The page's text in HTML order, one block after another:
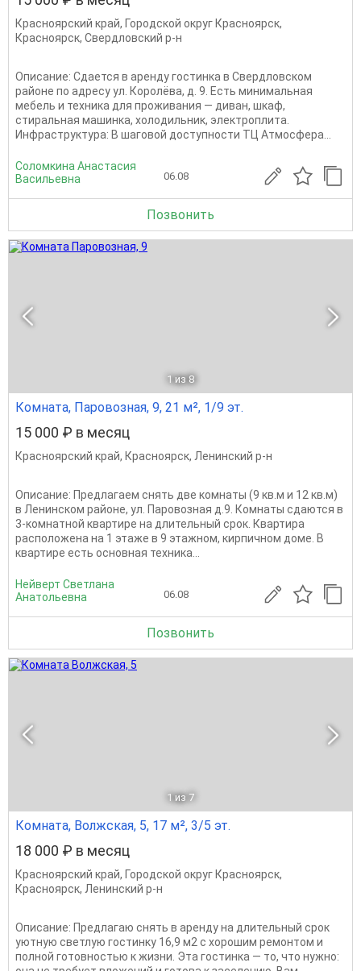
Красноярский край, Городской округ Красноярск,
Красноярск, Свердловский р-н
Описание: Сдается в аренду гостинка в Свердловском
районе по адресу ул. Королёва, д. 9. Есть минимальная
мебель и техника для проживания — диван, шкаф,
стиральная машинка, холодильник, электроплита.
Инфраструктура: В шаговой доступности ТЦ Атмосфера...
Соломкина Анастасия
Васильевна
06.08
Позвонить
1 из 8
Комната, Паровозная, 9, 21 м², 1/9 эт.
15 000 ₽ в месяц
Красноярский край, Красноярск, Ленинский р-н
Описание: Предлагаем снять две комнаты (9 кв.м и 12 кв.м)
в Ленинском районе, ул. Паровозная д.9. Комнаты сдаются в
3-комнатной квартире на длительный срок. Квартира
расположена на 1 этаже в 9 этажном, кирпичном доме. В
квартире есть основная техника...
Нейверт Светлана
Анатольевна
06.08
Позвонить
1 из 7
Комната, Волжская, 5, 17 м², 3/5 эт.
18 000 ₽ в месяц
Красноярский край, Городской округ Красноярск,
Красноярск, Ленинский р-н
Описание: Предлагаю снять в аренду на длительный срок
уютную светлую гостинку 16,9 м2 с хорошим ремонтом и
полной готовностью к жизни. Эта гостинка — то, что нужно: